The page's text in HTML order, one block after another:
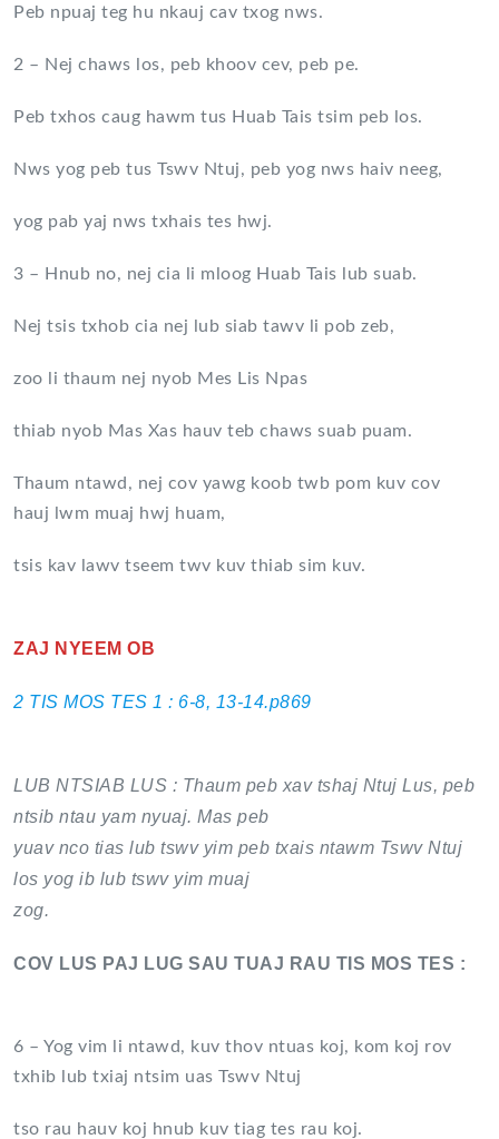
Peb npuaj teg hu nkauj cav txog nws.
2 – Nej chaws los, peb khoov cev, peb pe.
Peb txhos caug hawm tus Huab Tais tsim peb los.
Nws yog peb tus Tswv Ntuj, peb yog nws haiv neeg,
yog pab yaj nws txhais tes hwj.
3 – Hnub no, nej cia li mloog Huab Tais lub suab.
Nej tsis txhob cia nej lub siab tawv li pob zeb,
zoo li thaum nej nyob Mes Lis Npas
thiab nyob Mas Xas hauv teb chaws suab puam.
Thaum ntawd, nej cov yawg koob twb pom kuv cov
hauj lwm muaj hwj huam,
tsis kav lawv tseem twv kuv thiab sim kuv.
ZAJ NYEEM OB
2 TIS MOS TES 1 : 6-8, 13-14.p869
LUB NTSIAB LUS : Thaum peb xav tshaj Ntuj Lus, peb
ntsib ntau yam nyuaj. Mas peb
yuav nco tias lub tswv yim peb txais ntawm Tswv Ntuj
los yog ib lub tswv yim muaj
zog.
COV LUS PAJ LUG SAU TUAJ RAU TIS MOS TES :
6 – Yog vim li ntawd, kuv thov ntuas koj, kom koj rov
txhib lub txiaj ntsim uas Tswv Ntuj
tso rau hauv koj hnub kuv tiag tes rau koj.